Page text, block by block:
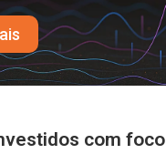
com foco